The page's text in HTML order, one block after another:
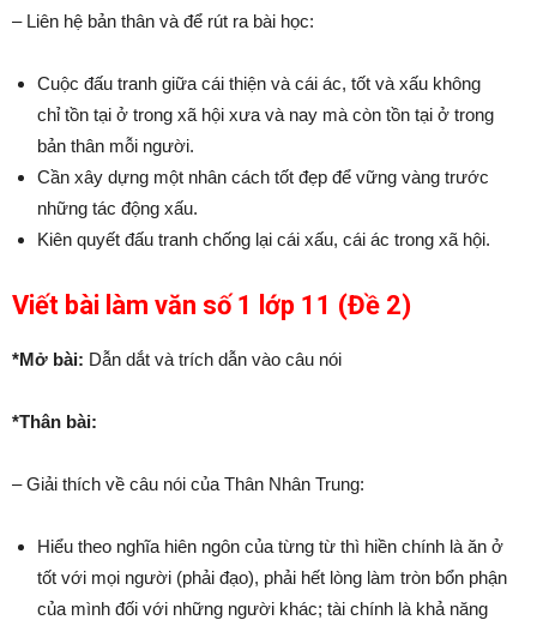
– Liên hệ bản thân và để rút ra bài học:
Cuộc đấu tranh giữa cái thiện và cái ác, tốt và xấu không
chỉ tồn tại ở trong xã hội xưa và nay mà còn tồn tại ở trong
bản thân mỗi người.
Cần xây dựng một nhân cách tốt đẹp để vững vàng trước
những tác động xấu.
Kiên quyết đấu tranh chống lại cái xấu, cái ác trong xã hội.
Viết bài làm văn số 1 lớp 11 (Đề 2)
*Mở bài: Dẫn dắt và trích dẫn vào câu nói
*Thân bài:
– Giải thích về câu nói của Thân Nhân Trung:
Hiểu theo nghĩa hiên ngôn của từng từ thì hiền chính là ăn ở
tốt với mọi người (phải đạo), phải hết lòng làm tròn bổn phận
của mình đối với những người khác; tài chính là khả năng